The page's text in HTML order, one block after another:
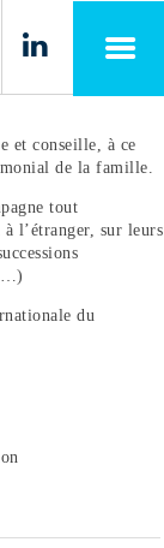
et conseille, à ce
de la famille.
tout
l’étranger, sur leurs
du